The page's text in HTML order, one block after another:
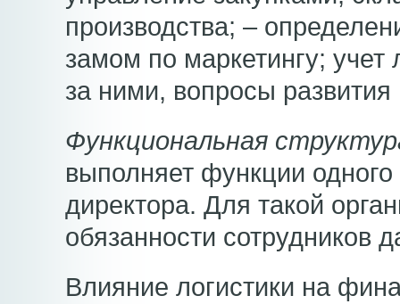
производства; –
замом по маркетингу; учет
за ними, вопросы
Функциональная
выполняет функции одного
директора. Для такой
обязанности сотрудников
Влияние логистики на